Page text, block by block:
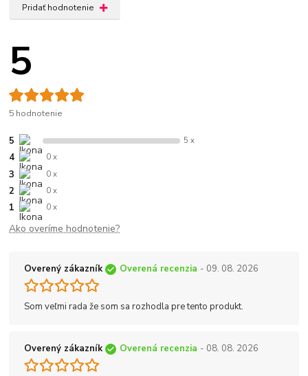
Pridať hodnotenie
5
5 hodnotenie
5 5 x
4 0 x
3 0 x
2 0 x
1 0 x
Ako overíme hodnotenie?
Overený zákazník Overená recenzia - 09. 08. 2026
Som veľmi rada že som sa rozhodla pre tento produkt.
Overený zákazník Overená recenzia - 08. 08. 2026